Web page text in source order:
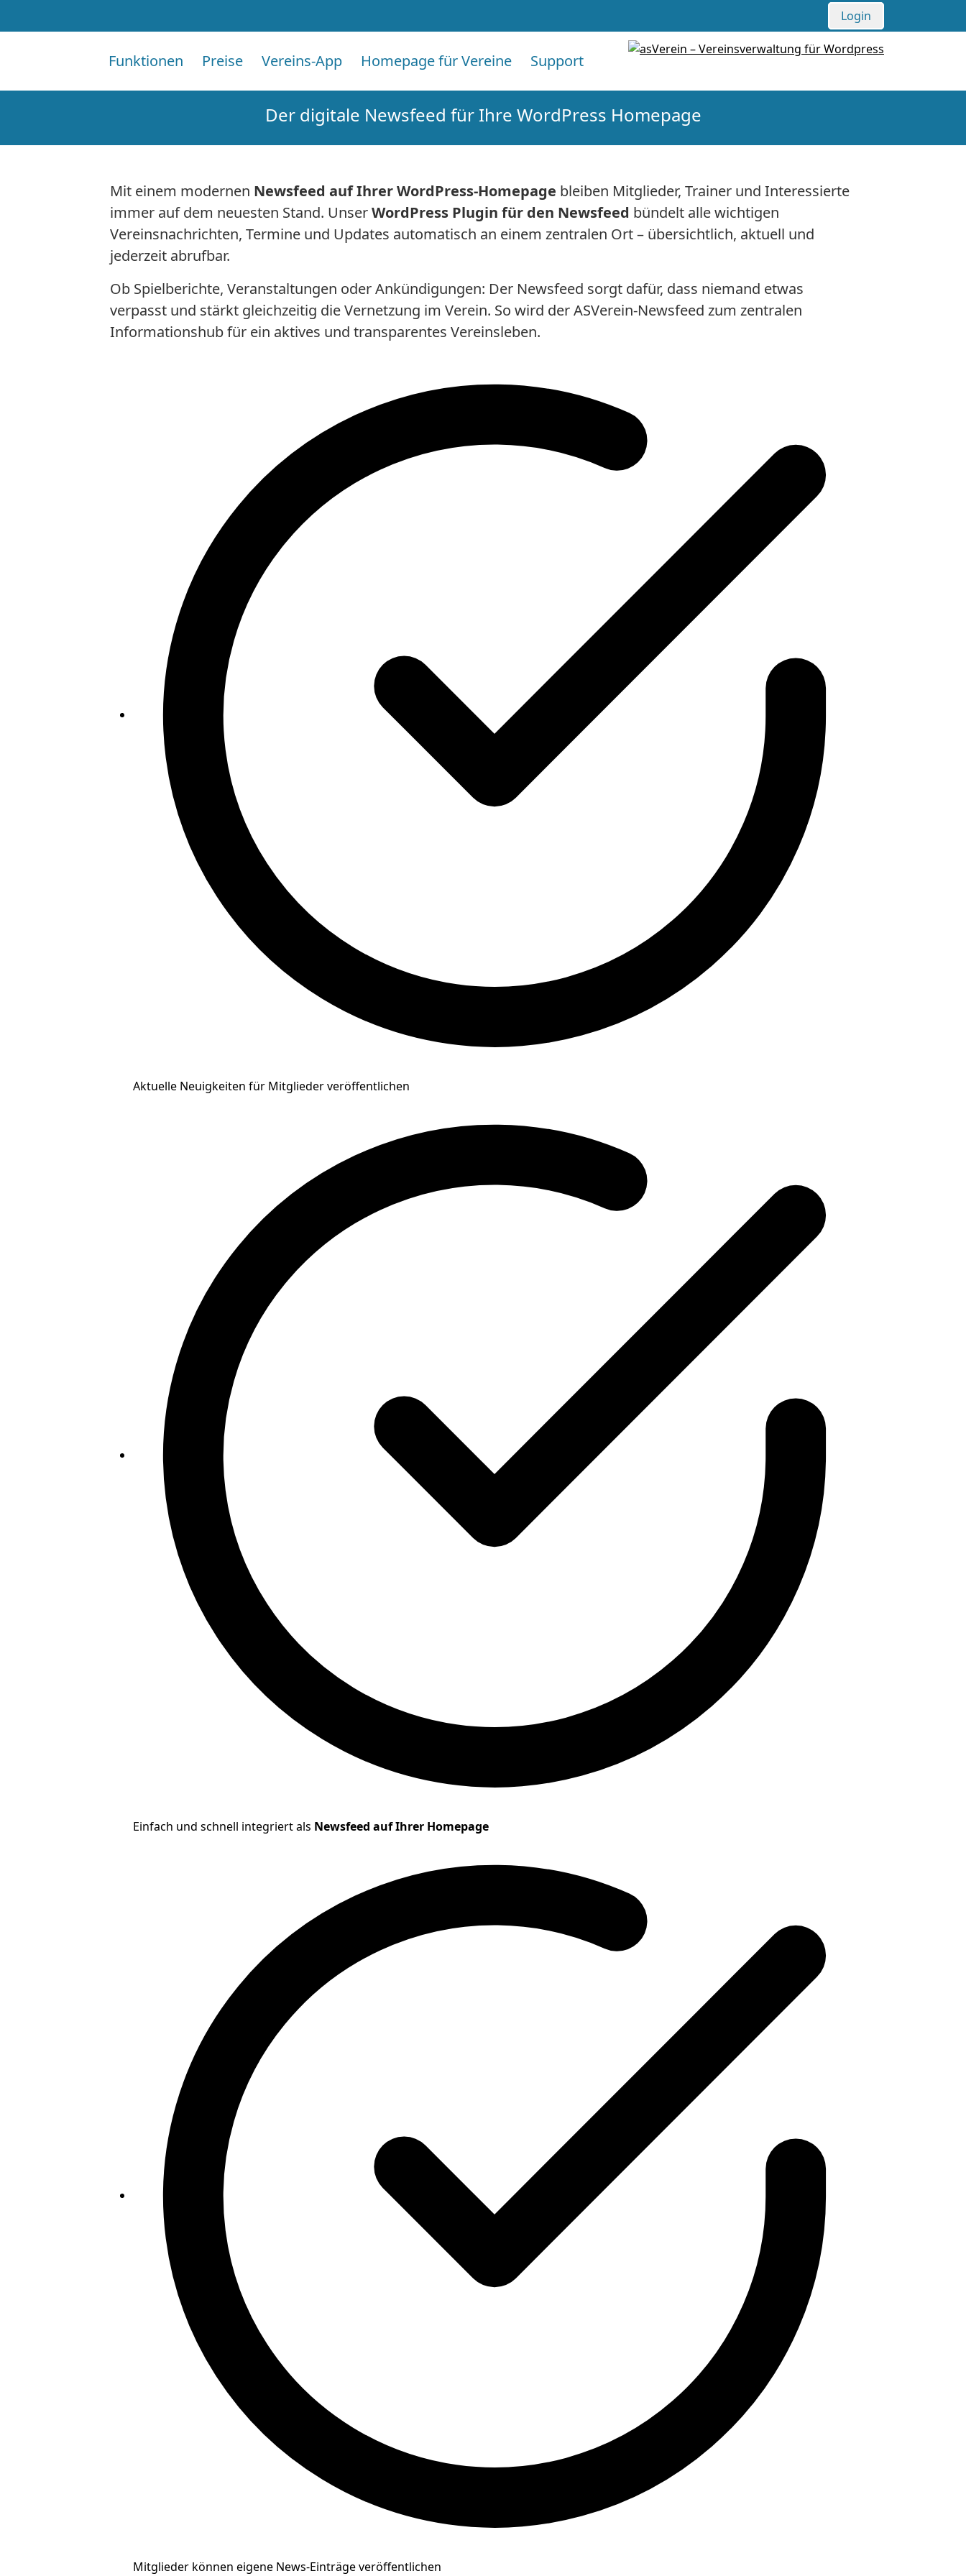
Login
Funktionen Preise Vereins-App Homepage für Vereine Support
Der digitale Newsfeed für Ihre WordPress Homepage
Mit einem modernen Newsfeed auf Ihrer WordPress-Homepage bleiben Mitglieder, Trainer und Interessierte
immer auf dem neuesten Stand. UnserWordPress Plugin für den Newsfeed bündelt alle wichtigen
Vereinsnachrichten, Termine und Updates automatisch an einem zentralen Ort – übersichtlich, aktuell und
jederzeit abrufbar.
Ob Spielberichte, Veranstaltungen oder Ankündigungen: Der Newsfeed sorgt dafür, dass niemand etwas
verpasst und stärkt gleichzeitig die Vernetzung im Verein. So wird der ASVerein-Newsfeed zum zentralen
Informationshub für ein aktives und transparentes Vereinsleben.
Aktuelle Neuigkeiten für Mitglieder veröffentlichen
Einfach und schnell integriert als Newsfeed auf Ihrer Homepage
Mitglieder können eigene News-Einträge veröffentlichen